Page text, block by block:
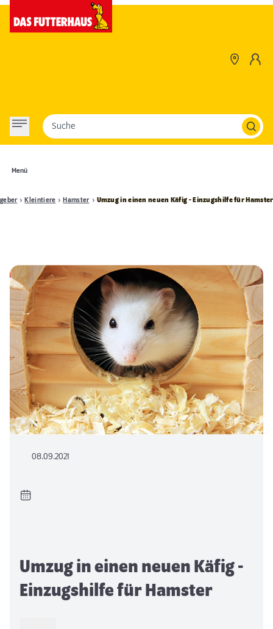
Menü
Suche
Kleintiere Hamster Umzug in einen neuen Käfig - Einzugshilfe für Hamster
08.09.2021
Umzug in einen neuen Käfig -
Einzugshilfe für Hamster